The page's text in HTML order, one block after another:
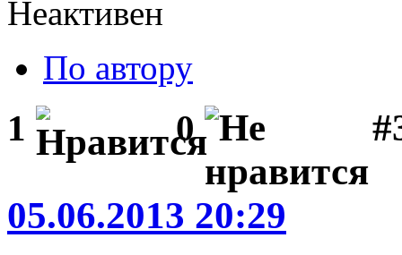
Неактивен
По автору
1 0
05.06.2013 20:29